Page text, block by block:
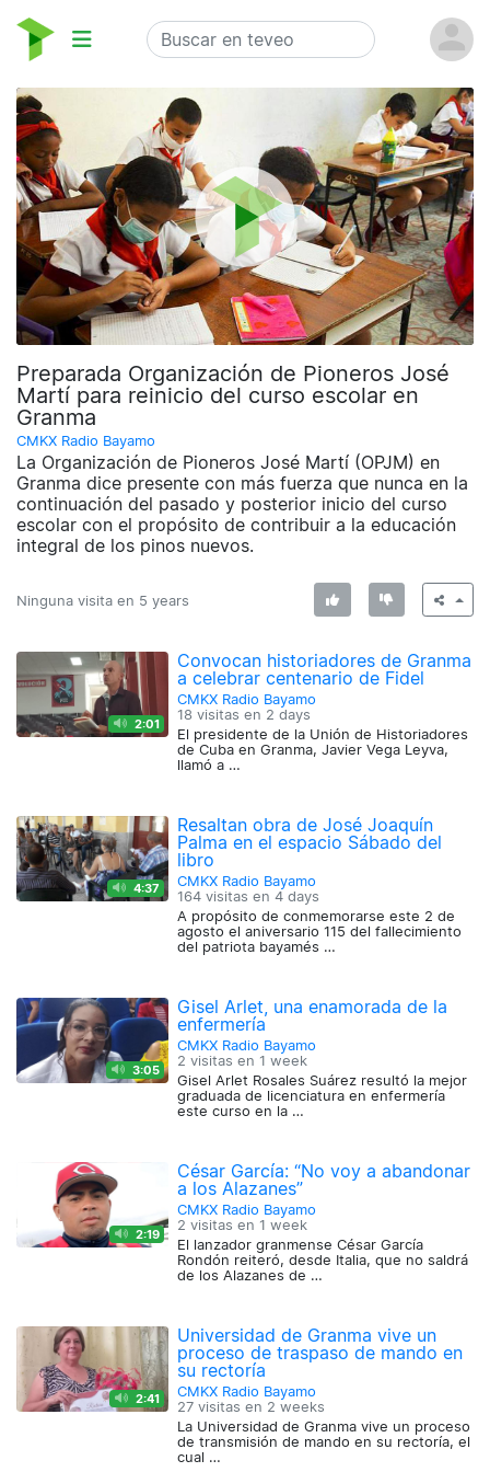
Preparada Organización de Pioneros José
Martí para reinicio del curso escolar en
Granma
CMKX Radio Bayamo
La Organización de Pioneros José Martí (OPJM) en
Granma dice presente con más fuerza que nunca en la
continuación del pasado y posterior inicio del curso
escolar con el propósito de contribuir a la educación
integral de los pinos nuevos.
Ninguna visita en 5 years
2:01
Convocan historiadores de Granma
a celebrar centenario de Fidel
CMKX Radio Bayamo
18 visitas en 2 days
El presidente de la Unión de Historiadores
de Cuba en Granma, Javier Vega Leyva,
llamó a …
4:37
Resaltan obra de José Joaquín
Palma en el espacio Sábado del
libro
CMKX Radio Bayamo
164 visitas en4 days
A propósito de conmemorarse este 2 de
agosto el aniversario 115 del fallecimiento
del patriota bayamés …
3:05
Gisel Arlet, una enamorada de la
enfermería
CMKX Radio Bayamo
2 visitas en 1 week
Gisel Arlet Rosales Suárez resultó la mejor
graduada de licenciatura en enfermería
este curso en la …
2:19
César García: “No voy a abandonar
a los Alazanes”
CMKX Radio Bayamo
2 visitas en 1 week
El lanzador granmense César García
Rondón reiteró, desde Italia, que no saldrá
de los Alazanes de …
2:41
Universidad de Granma vive un
proceso de traspaso de mando en
su rectoría
CMKX Radio Bayamo
27 visitas en 2 weeks
La Universidad de Granma vive un proceso
de transmisión de mando en su rectoría, el
cual …